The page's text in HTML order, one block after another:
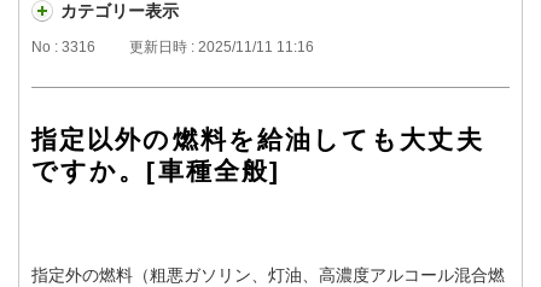
カテゴリー表示
No : 3316 更新日時 : 2025/11/11 11:16
指定以外の燃料を給油しても大丈夫
ですか。[車種全般]
指定外の燃料（粗悪ガソリン、灯油、高濃度アルコール混合燃